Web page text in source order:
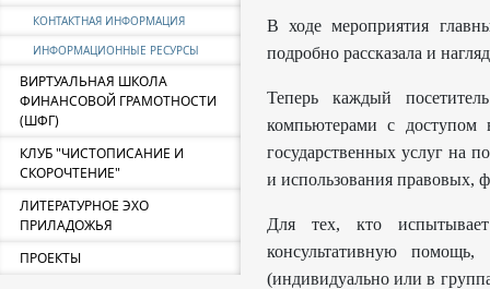
КОНТАКТНАЯ ИНФОРМАЦИЯ
ИНФОРМАЦИОННЫЕ РЕСУРСЫ
ВИРТУАЛЬНАЯ ШКОЛА
ФИНАНСОВОЙ ГРАМОТНОСТИ
(ШФГ)
КЛУБ "ЧИСТОПИСАНИЕ И
СКОРОЧТЕНИЕ"
ЛИТЕРАТУРНОЕ ЭХО
ПРИЛАДОЖЬЯ
ПРОЕКТЫ
В ходе мероприятия
подробно рассказала и
Теперь каждый
компьютерами с доступом
государственных услуг на
и использования правовых,
Для тех, кто
консультативную
(индивидуально или в